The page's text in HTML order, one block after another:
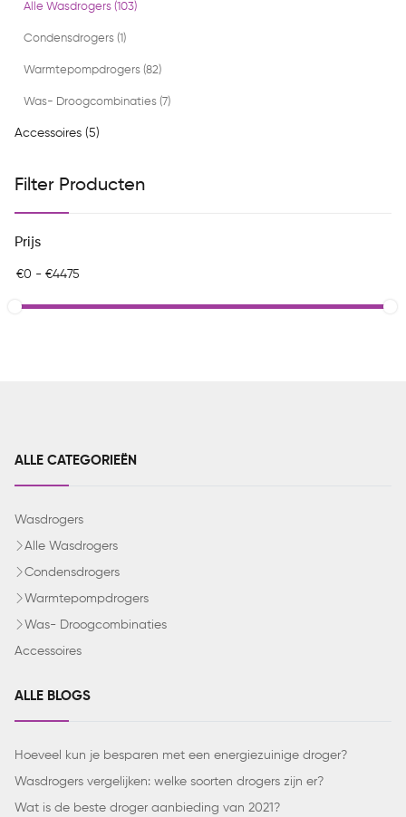
Alle Wasdrogers (103)
Condensdrogers (1)
Warmtepompdrogers (82)
Was- Droogcombinaties (7)
Accessoires (5)
Filter Producten
Prijs
ALLE CATEGORIEËN
Wasdrogers
Alle Wasdrogers
Condensdrogers
Warmtepompdrogers
Was- Droogcombinaties
Accessoires
ALLE BLOGS
Hoeveel kun je besparen met een energiezuinige droger?
Wasdrogers vergelijken: welke soorten drogers zijn er?
Wat is de beste droger aanbieding van 2021?